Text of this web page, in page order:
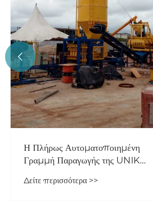
​Η Πλήρως Αυτοματοποιημένη
Γραμμή Παραγωγής της UNIK
Γουατεμάλα, θέτοντας ένα νέο
Δείτε περισσότερα >>
